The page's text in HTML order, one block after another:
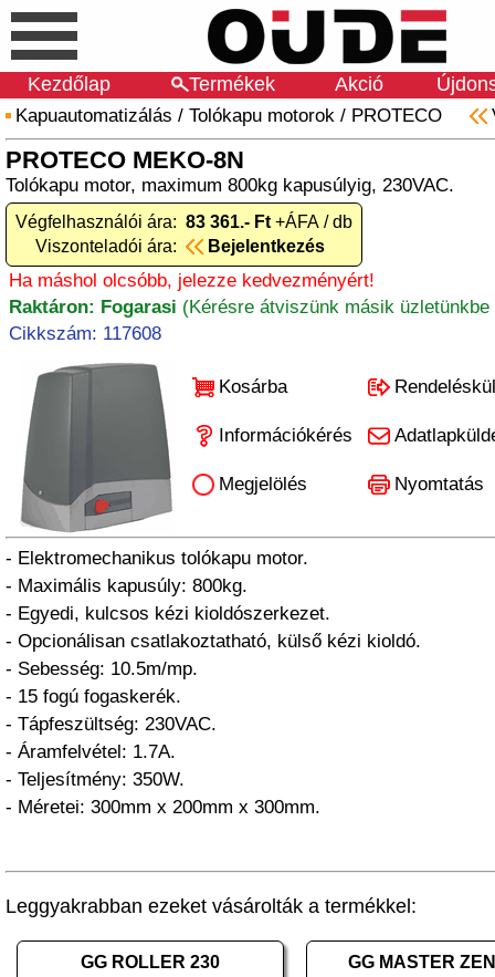
Kezdőlap Termékek Akció
Kapuautomatizálás / Tolókapu motorok / PROTECO
PROTECO MEKO-8N
Tolókapu motor, maximum 800kg kapusúlyig, 230VAC.
Végfelhasználói ára: 83 361.- Ft +ÁFA / db
Viszonteladói ára:
Bejelentkezés
Ha máshol olcsóbb, jelezze kedvezményért!
Raktáron: Fogarasi (Kérésre átviszünk másik üzletünkbe
Cikkszám: 117608
Kosárba
Információkérés
Megjelölés Nyomtatás
- Elektromechanikus tolókapu motor.
- Maximális kapusúly: 800kg.
- Egyedi, kulcsos kézi kioldószerkezet.
- Opcionálisan csatlakoztatható, külső kézi kioldó.
- Sebesség: 10.5m/mp.
- 15 fogú fogaskerék.
- Tápfeszültség: 230VAC.
- Áramfelvétel: 1.7A.
- Teljesítmény: 350W.
- Méretei: 300mm x 200mm x 300mm.
Leggyakrabban ezeket vásárolták a termékkel:
GG ROLLER 230 GG MASTER